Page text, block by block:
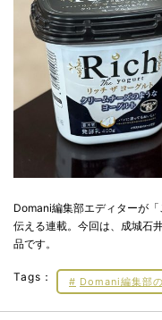
Domani編集部エディターが
伝える連載。今回は、成城石
品です。
Tags： Domani編集部